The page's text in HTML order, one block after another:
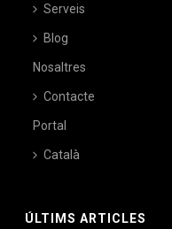
Serveis
Blog
Nosaltres
Contacte
Portal
Català
ÚLTIMS ARTICLES